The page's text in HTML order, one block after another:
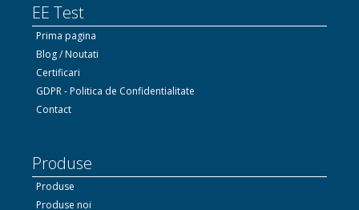
EE Test
Prima pagina
Blog / Noutati
Certificari
GDPR - Politica de Confidentialitate
Contact
Produse
Produse
Produse noi